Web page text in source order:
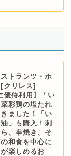
トランツ・ホ
クリレス]
優待利用】「い
彩鶏の塩たれ
ました！「い
」も購入！刺
、串焼き、そ
和食を中心に
楽しめるお